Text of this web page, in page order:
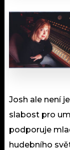
Josh ale není
slabost pro
podporuje
hudebního